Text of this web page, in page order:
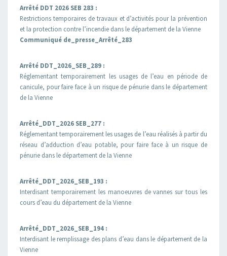
Arrêté DDT 2026 SEB 283 :
Restrictions temporaires de travaux et d’activités pour la prévention
et la protection contre l’incendie dans le département de la Vienne
Communiqué de_presse_Arrêté_283
Arrêté DDT_2026_SEB_289 :
Réglementant temporairement les usages de l’eau en période de
canicule, pour faire face à un risque de pénurie dans le département
de la Vienne
Arrêté_DDT_2026 SEB_277 :
Réglementant temporairement les usages de l’eau réalisés à partir du
réseau d’adduction d’eau potable, pour faire face à un risque de
pénurie dans le département de la Vienne
Arrêté_DDT_2026_SEB_193 :
Interdisant temporairement les manoeuvres de vannes sur tous les
cours d’eau du département de la Vienne
Arrêté_DDT_2026_SEB_194 :
Interdisant le remplissage des plans d’eau dans le département de la
Vienne